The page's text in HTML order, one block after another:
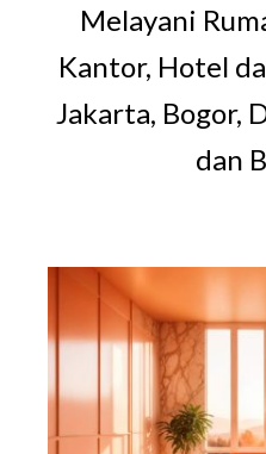
Melayani
Kantor, Hotel
Jakarta, Bogor,
dan